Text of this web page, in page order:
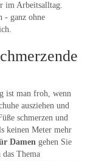
im Arbeitsalltag.
- ganz ohne
ist man froh, wenn
ausziehen und
schmerzen und
keinen Meter mehr
Damen gehen Sie
Thema